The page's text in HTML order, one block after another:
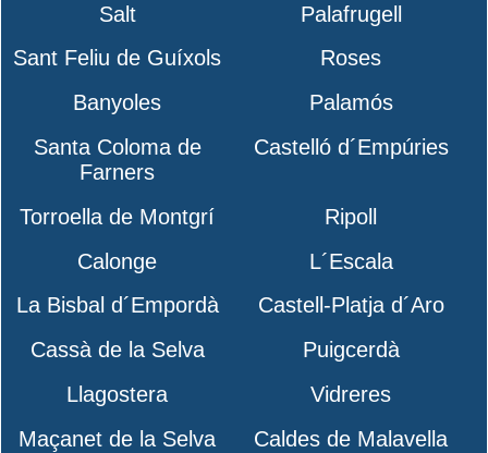
Salt
Palafrugell
Sant Feliu de Guíxols
Roses
Banyoles
Palamós
Santa Coloma de
Farners
Castelló d´Empúries
Torroella de Montgrí
Ripoll
Calonge
L´Escala
La Bisbal d´Empordà
Castell-Platja d´Aro
Cassà de la Selva
Puigcerdà
Llagostera
Vidreres
Maçanet de la Selva
Caldes de Malavella